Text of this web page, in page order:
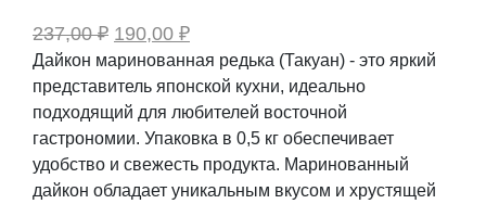
237,00₽ Первоначальная
составляла
237,00 ₽.
190,00 ₽Текущая
190,00 ₽.
Дайкон маринованная редька (Такуан) - это яркий
представитель японской кухни, идеально
подходящий для любителей восточной
гастрономии. Упаковка в 0,5 кг обеспечивает
удобство и свежесть продукта. Маринованный
дайкон обладает уникальным вкусом и хрустящей